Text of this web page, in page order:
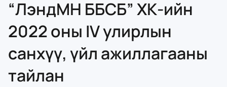
“ЛэндМН ББСБ” ХК-ийн
2022 оны IV улирлын
санхүү, үйл ажиллагааны
тайлан